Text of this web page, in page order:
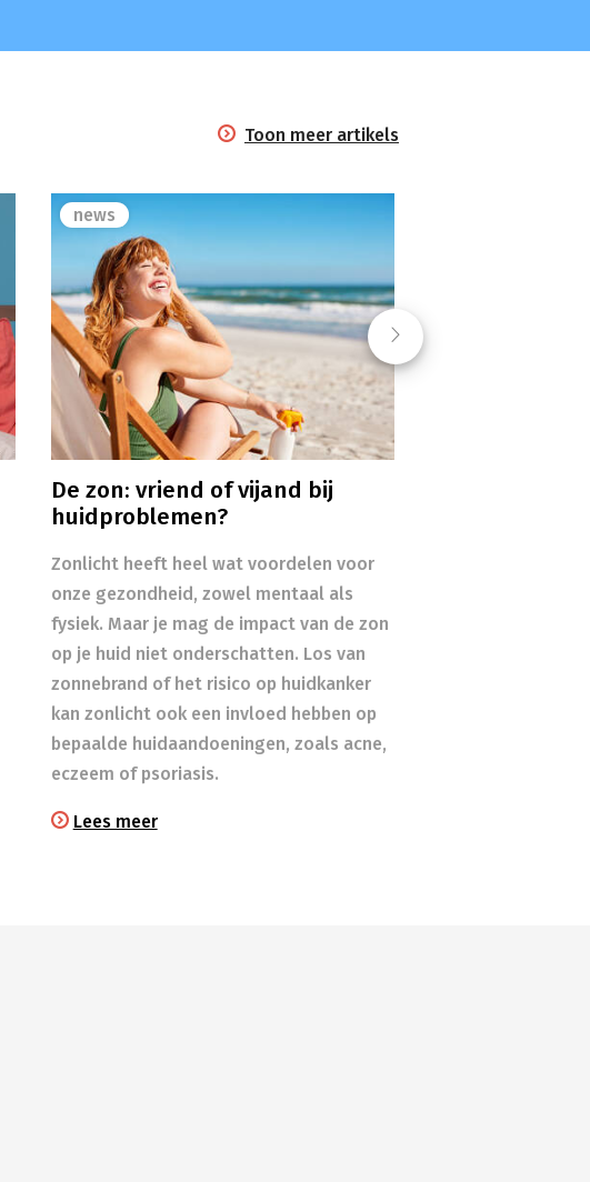
Toon meer artikels
Next
news
De zon: vriend of vijand bij
huidproblemen?
Zonlicht heeft heel wat voordelen voor
onze gezondheid, zowel mentaal als
fysiek. Maar je mag de impact van de zon
op je huid niet onderschatten. Los van
zonnebrand of het risico op huidkanker
kan zonlicht ook een invloed hebben op
bepaalde huidaandoeningen, zoals acne,
eczeem of psoriasis.
Lees meer